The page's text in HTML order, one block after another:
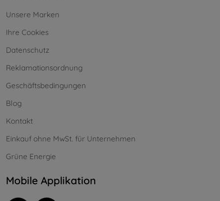
Unsere Marken
Ihre Cookies
Datenschutz
Reklamationsordnung
Geschäftsbedingungen
Blog
Kontakt
Einkauf ohne MwSt. für Unternehmen
Grüne Energie
Mobile Applikation